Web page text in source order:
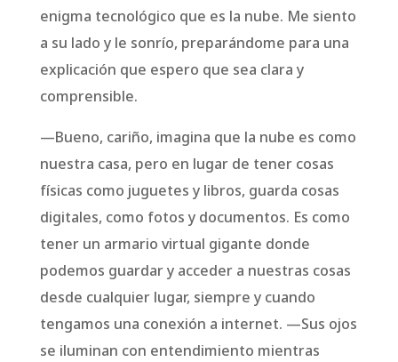
enigma tecnológico que es la nube. Me siento
a su lado y le sonrío, preparándome para una
explicación que espero que sea clara y
comprensible.
—Bueno, cariño, imagina que la nube es como
nuestra casa, pero en lugar de tener cosas
físicas como juguetes y libros, guarda cosas
digitales, como fotos y documentos. Es como
tener un armario virtual gigante donde
podemos guardar y acceder a nuestras cosas
desde cualquier lugar, siempre y cuando
tengamos una conexión a internet. —Sus ojos
se iluminan con entendimiento mientras